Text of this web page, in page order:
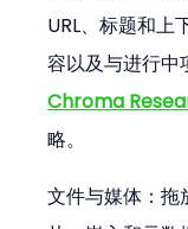
URL、标题和上
容以及与进行中
Chroma
略。
文件与媒体：拖